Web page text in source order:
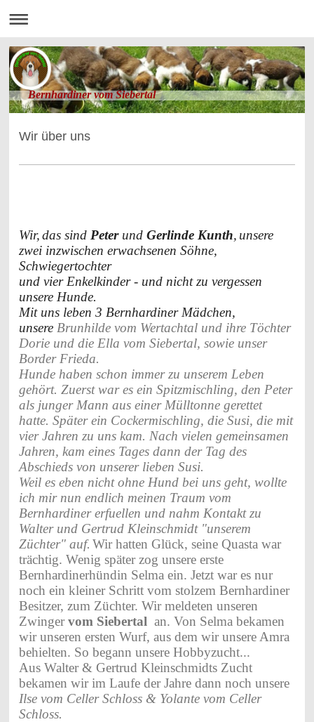
Bernhardiner vom Siebertal
Wir über uns
Wir,das sind Peterund Gerlinde Kunth, unsere
zwei inzwischen erwachsenen Söhne,
Schwiegertochter
und vier Enkelkinder - und nicht zu vergessen
unsere Hunde.
Mit uns leben 3 Bernhardiner Mädchen,
unsereBrunhilde vom Wertachtal und ihre Töchter
Dorie und die Ella vom Siebertal, sowie unser
Border Frieda.
Hunde haben schon immer zu unserem Leben
gehört. Zuerst war es ein Spitzmischling, den Peter
als junger Mann aus einer Mülltonne gerettet
hatte. Später ein Cockermischling, die Susi, die mit
vier Jahren zu uns kam. Nach vielen gemeinsamen
Jahren, kam eines Tages dann der Tag des
Abschieds von unserer lieben Susi.
Weil es eben nicht ohne Hund bei uns geht, wollte
ich mir nun endlich meinen Traum vom
Bernhardiner erfuellen und nahm Kontakt zu
Walter und Gertrud Kleinschmidt "unserem
Züchter" auf. Wir hatten Glück, seine Quasta war
trächtig. Wenig später zog unsere erste
Bernhardinerhündin Selma ein. Jetzt war es nur
noch ein kleiner Schritt vom stolzem Bernhardiner
Besitzer, zum Züchter. Wir meldeten unseren
Zwinger vom Siebertal an. Von Selma bekamen
wir unseren ersten Wurf, aus dem wir unsere Amra
behielten. So begann unsere Hobbyzucht...
Aus Walter & Gertrud Kleinschmidts Zucht
bekamen wir im Laufe der Jahre dann noch unsere
Ilse vom Celler Schloss & Yolante vom Celler
Schloss.